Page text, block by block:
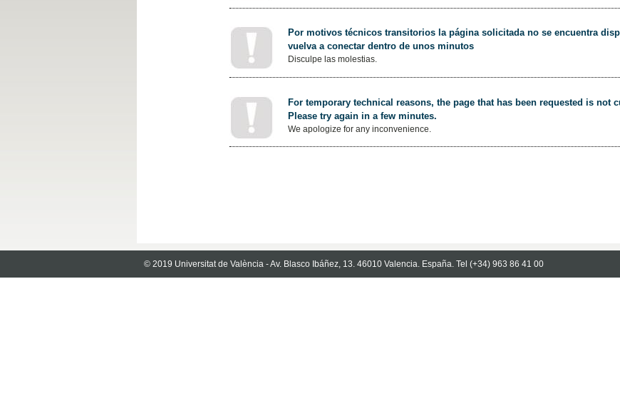
Por motivos técnicos transitorios la página solicitada no se encuentra
vuelva a conectar dentro de unos minutos
Disculpe las molestias.
For temporary technical reasons, the page that has been requested is not
Please try again in a few minutes.
We apologize for any inconvenience.
© 2019 Universitat de València - Av. Blasco Ibáñez, 13. 46010 Valencia. España. Tel (+34) 963 86 41 00